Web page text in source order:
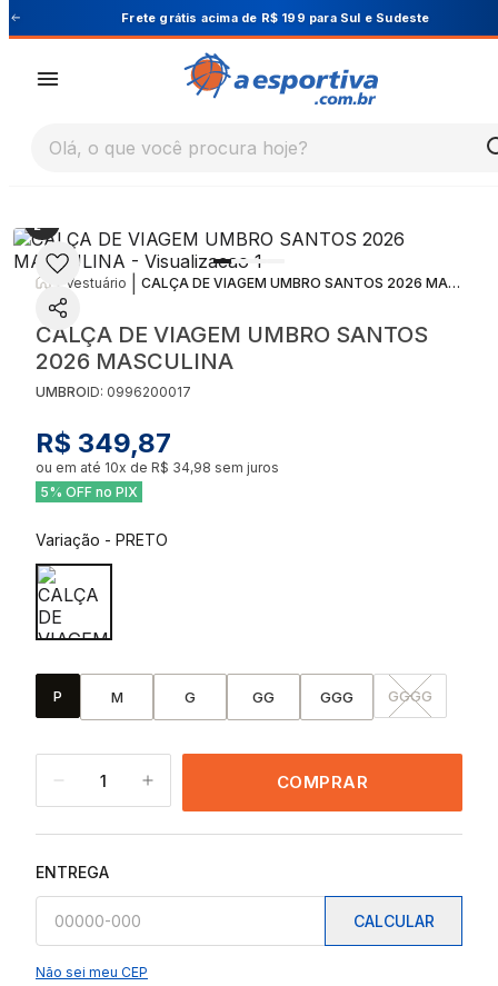
Cupom PRIMEIRA10 para 10% OFF na 1ª compra
Olá, o que você procura hoje?
Vestuário CALÇA DE VIAGEM UMBRO SANTOS 2026 MASCULINA
CALÇA DE VIAGEM UMBRO SANTOS
2026 MASCULINA
UMBROID: 0996200017
R$ 349,87
ou em até 10x de R$ 34,98 sem juros
5% OFF no PIX
Variação - PRETO
P M G GG GGG GGGG
1 COMPRAR
ENTREGA
CALCULAR
Não sei meu CEP